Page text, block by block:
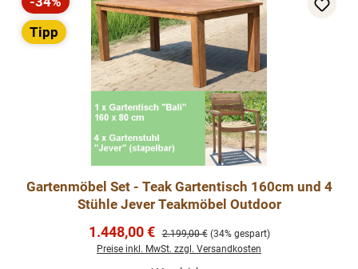
Rabatt
Tipp
Gartenmöbel Set - Teak Gartentisch 160cm und 4
Stühle Jever Teakmöbel Outdoor
Verkaufspreis:
1.448,00 € Regulärer Preis:
2.199,00 € (34% gespart)
Preise inkl. MwSt. zzgl. Versandkosten